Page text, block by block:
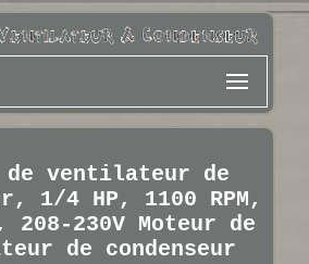
de ventilateur de
1/4 HP, 1100 RPM,
208-230V Moteur de
de condenseur